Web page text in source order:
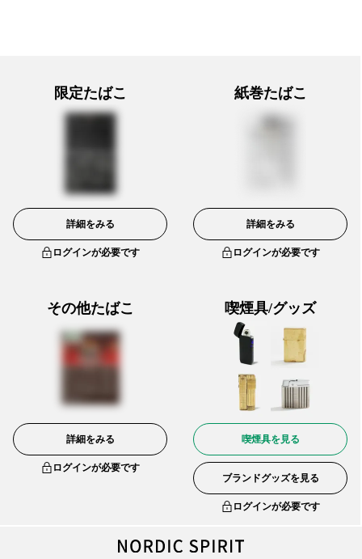
限定たばこ
詳細をみる
ログインが必要です
紙巻たばこ
詳細をみる
ログインが必要です
その他たばこ
詳細をみる
ログインが必要です
喫煙具/グッズ
喫煙具を見る
ブランドグッズを見る
ログインが必要です